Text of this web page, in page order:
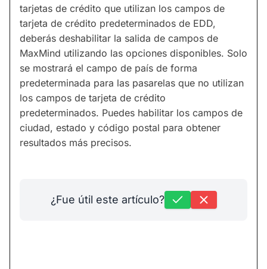
tarjetas de crédito que utilizan los campos de
tarjeta de crédito predeterminados de EDD,
deberás deshabilitar la salida de campos de
MaxMind utilizando las opciones disponibles. Solo
se mostrará el campo de país de forma
predeterminada para las pasarelas que no utilizan
los campos de tarjeta de crédito
predeterminados. Puedes habilitar los campos de
ciudad, estado y código postal para obtener
resultados más precisos.
¿Fue útil este artículo?